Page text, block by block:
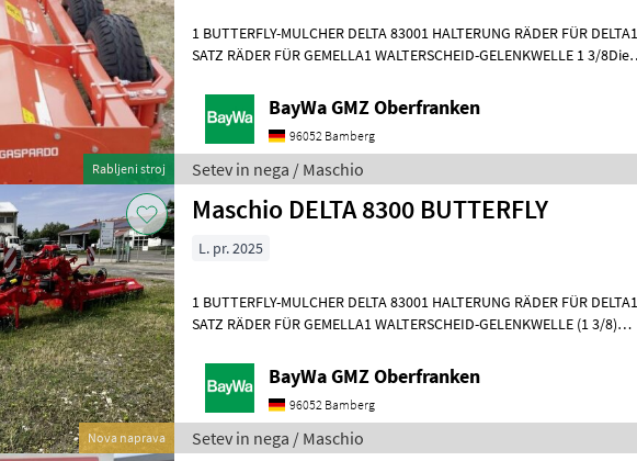
Rabljeni stroj
1 BUTTERFLY-MULCHER DELTA 83001 HALTERUNG RÄDER FÜR DELTA1
SATZ RÄDER FÜR GEMELLA1 WALTERSCHEID-GELENKWELLE 1 3/
BayWa GMZ Oberfranken
96052 Bamberg
Setev in nega / Maschio
Nova naprava
Maschio DELTA 8300 BUTTERFLY
L. pr. 2025
1 BUTTERFLY-MULCHER DELTA 83001 HALTERUNG RÄDER FÜR DELTA1
SATZ RÄDER FÜR GEMELLA1 WALTERSCHEID-GELENKWELLE (1 3/8)
BayWa GMZ Oberfranken
96052 Bamberg
Setev in nega / Maschio